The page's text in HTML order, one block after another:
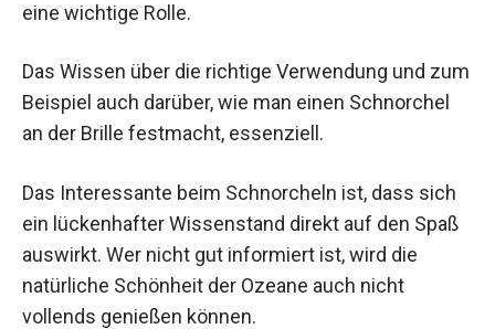
eine wichtige Rolle.
Das Wissen über die richtige Verwendung und zum
Beispiel auch darüber, wie man einen Schnorchel
an der Brille festmacht, essenziell.
Das Interessante beim Schnorcheln ist, dass sich
ein lückenhafter Wissenstand direkt auf den Spaß
auswirkt. Wer nicht gut informiert ist, wird die
natürliche Schönheit der Ozeane auch nicht
vollends genießen können.